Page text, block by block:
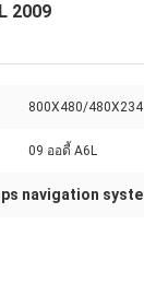
2009
800X480/480X234
09 ออดี้ A6L
navigation